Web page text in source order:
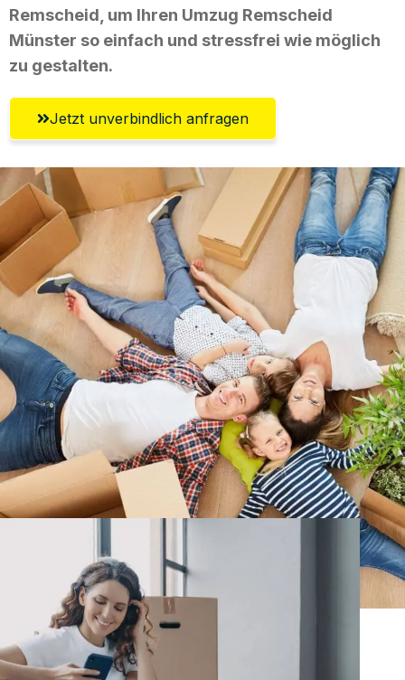
Remscheid, um Ihren Umzug Remscheid
Münster so einfach und stressfrei wie möglich
zu gestalten.
Jetzt unverbindlich anfragen